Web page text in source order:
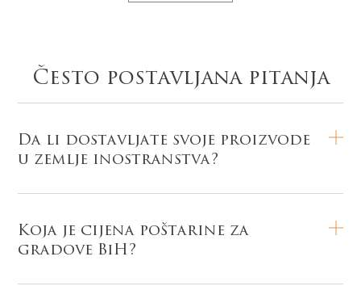
Često postavljana pitanja
Da li dostavljate svoje proizvode
u zemlje inostranstva?
Koja je cijena poštarine za
gradove BiH?